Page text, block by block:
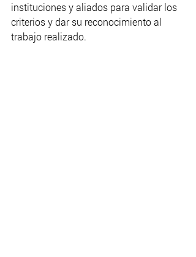
instituciones y aliados para validar los
criterios y dar su reconocimiento al
trabajo realizado.